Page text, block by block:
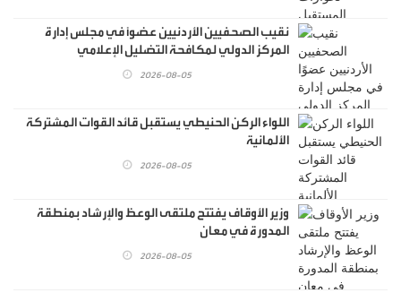
نقيب الصحفيين الأردنيين عضوًا في مجلس إدارة
المركز الدولي لمكافحة التضليل الإعلامي
2026-08-05
اللواء الركن الحنيطي يستقبل قائد القوات المشتركة
الألمانية
2026-08-05
وزير الأوقاف يفتتح ملتقى الوعظ والإرشاد بمنطقة
المدورة في معان
2026-08-05